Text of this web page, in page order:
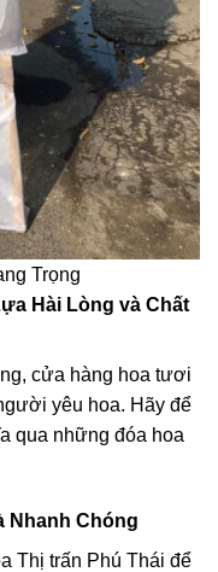
Trọng
Hài Lòng và Chất
cửa hàng hoa tươi
yêu hoa. Hãy để
qua những đóa hoa
Nhanh Chóng
Thị trấn Phú Thái để